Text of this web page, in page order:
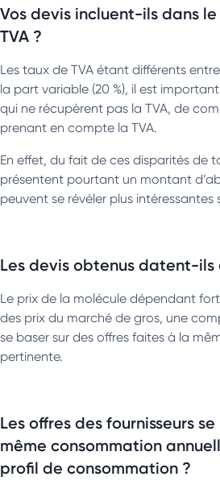
Vos devis incluent-ils dans
TVA ?
Les taux de TVA étant différents
la part variable (20 %), il est
qui ne récupèrent pas la TVA, de
prenant en compte la TVA.
En effet, du fait de ces disparités de
présentent pourtant un montant
peuvent se révéler plus intéressantes
Les devis obtenus datent-ils
Le prix de la molécule dépendant
des prix du marché de gros, une
se baser sur des offres faites à la
pertinente.
Les offres des fournisseurs
même consommation
profil de consommation ?